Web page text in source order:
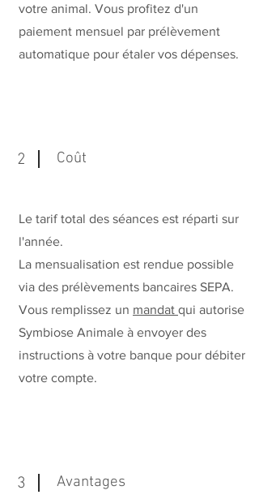
votre animal. Vous profitez d'un
paiement mensuel par prélèvement
automatique pour étaler vos dépenses.
2 Coût
Le tarif total des séances est réparti sur
l'année.
La mensualisation est rendue possible
via des prélèvements bancaires SEPA.
Vous remplissez un mandat qui autorise
Symbiose Animale à envoyer des
instructions à votre banque pour débiter
votre compte.
3 Avantages